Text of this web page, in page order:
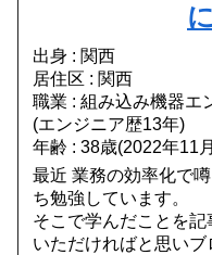
出身 : 関西
居住区 : 関西
職業 : 組み込み機器エ
(エンジニア歴13年)
年齢 : 38歳(2022年11
最近 業務の効率化で
ち勉強しています。
そこで学んだことを
いただければと思いブ